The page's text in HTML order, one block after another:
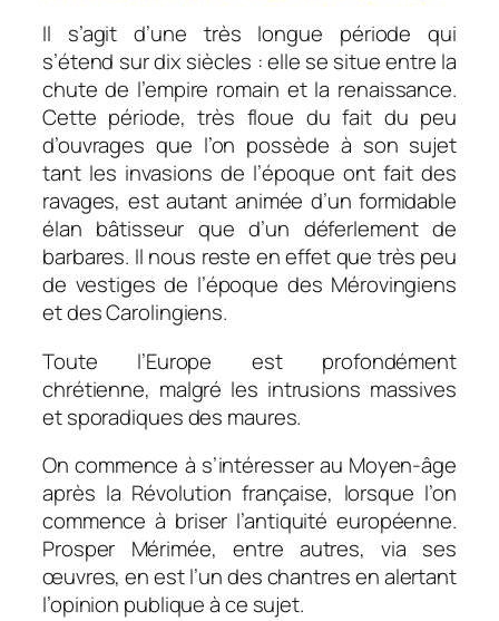
Il s’agit d’une très longue période qui
s’étend sur dix siècles : elle se situe entre la
chute de l’empire romain et la renaissance.
Cette période, très floue du fait du peu
d’ouvrages que l’on possède à son sujet
tant les invasions de l’époque ont fait des
ravages, est autant animée d’un formidable
élan bâtisseur que d’un déferlement de
barbares. Il nous reste en effet que très peu
de vestiges de l’époque des Mérovingiens
et des Carolingiens.
Toute l’Europe est profondément
chrétienne, malgré les intrusions massives
et sporadiques des maures.
On commence à s’intéresser au Moyen-âge
après la Révolution française, lorsque l’on
commence à briser l’antiquité européenne.
Prosper Mérimée, entre autres, via ses
œuvres, en est l’un des chantres en alertant
l’opinion publique à ce sujet.